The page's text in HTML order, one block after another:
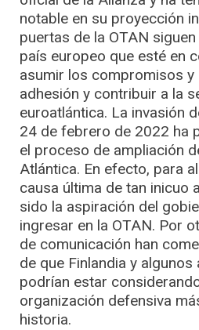
notable en su proyección
puertas de la OTAN
país europeo que esté en
asumir los compromisos y
adhesión y contribuir a la
euroatlántica. La invasión
24 de febrero de 2022 ha
el proceso de ampliación
Atlántica. En efecto, para
causa última de tan inicuo
sido la aspiración del
ingresar en la OTAN. Por
de comunicación han
de que Finlandia y algunos
podrían estar
organización defensiva
historia.